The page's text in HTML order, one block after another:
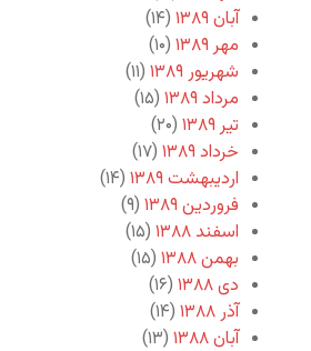
آبان ۱۳۸۹
(۱۴)
مهر ۱۳۸۹
(۱۰)
شهریور ۱۳۸۹
(۱۱)
مرداد ۱۳۸۹
(۱۵)
تیر ۱۳۸۹
(۲۰)
خرداد ۱۳۸۹
(۱۷)
اردیبهشت ۱۳۸۹
(۱۴)
فروردین ۱۳۸۹
(۹)
اسفند ۱۳۸۸
(۱۵)
بهمن ۱۳۸۸
(۱۵)
دی ۱۳۸۸
(۱۶)
آذر ۱۳۸۸
(۱۴)
آبان ۱۳۸۸
(۱۳)